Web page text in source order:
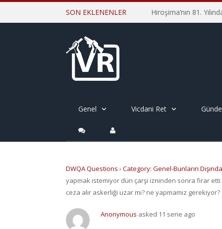
SON EKLENENLER
Genel Vicdani Ret
DWQA Questions › Category: Genel-Bunların Dışında
yapmak istemiyor dün çarşı izninden sonra firar
ceza alır askerliği uzar mı? ne yapmamız gerekiyor?
Anonymous asked 11 sene ago